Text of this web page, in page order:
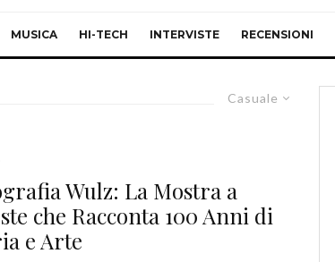
MUSICA HI-TECH INTERVISTE RECENSIONI
Casuale
Wulz: La Mostra a
che Racconta 100 Anni di
e Arte